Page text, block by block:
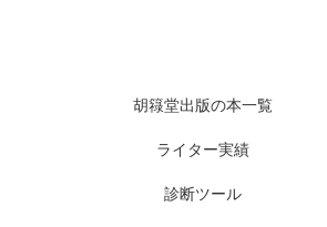
胡簶堂出版の本一覧
ライター実績
診断ツール